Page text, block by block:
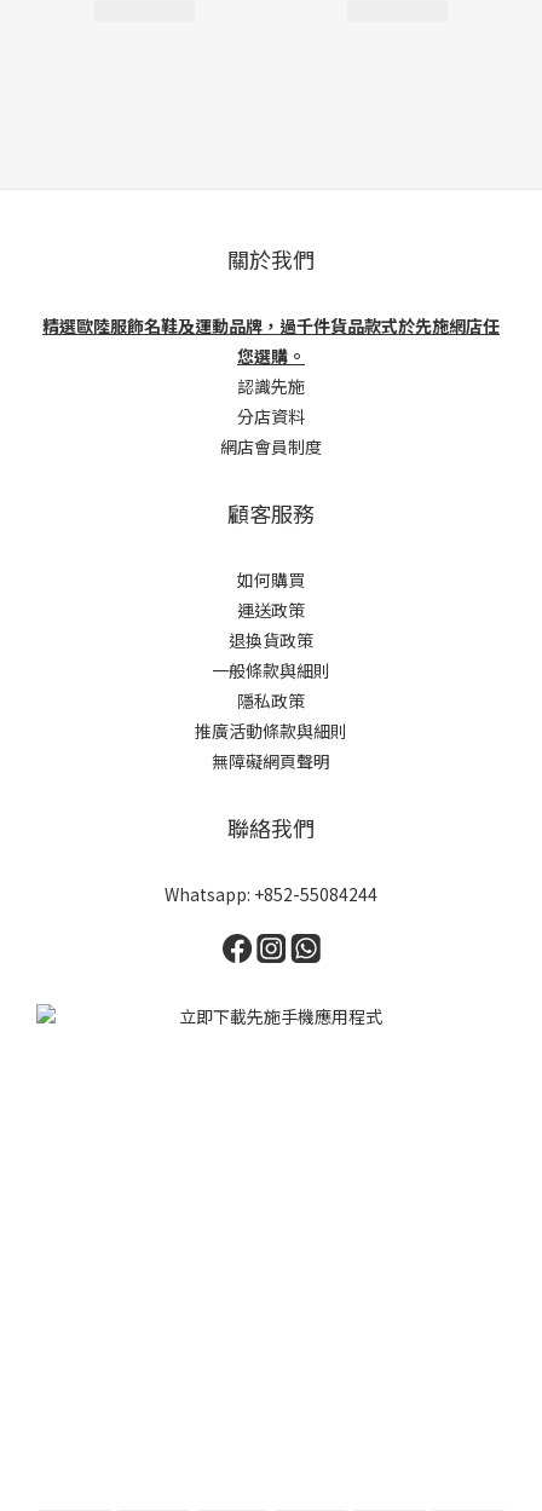
關於我們
精選歐陸服飾名鞋及運動品牌，過千件貨品款式於先施網店任
您選購。
認識先施
分店資料
網店會員制度
顧客服務
如何購買
運送政策
退換貨政策
一般條款與細則
隱私政策
推廣活動條款與細則
無障礙網頁聲明
聯絡我們
Whatsapp: +852-55084244